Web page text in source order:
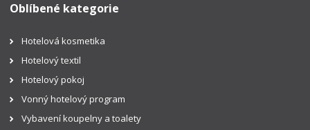
Oblíbené kategorie
Hotelová kosmetika
Hotelový textil
Hotelový pokoj
Vonný hotelový program
Vybavení koupelny a toalety